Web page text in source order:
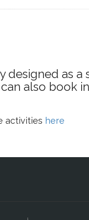
de cámara
gran músico Mozart y la
así como veremos
as
also book
activities here